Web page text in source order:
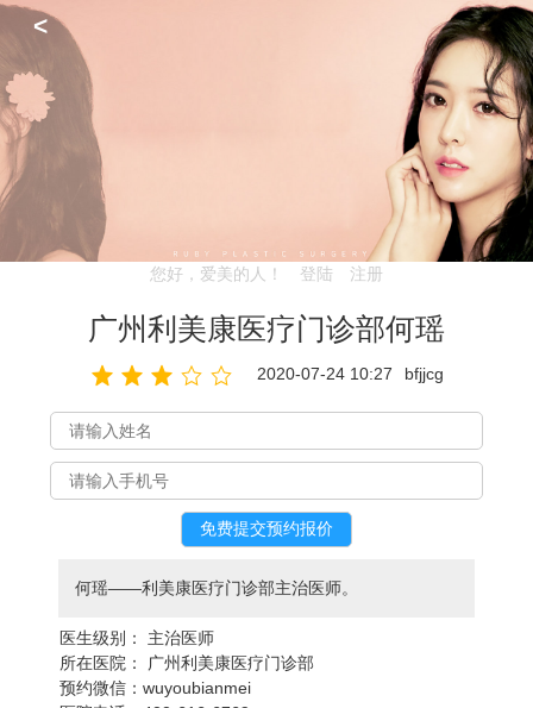
<
您好，爱美的人！ 登陆 注册
广州利美康医疗门诊部何瑶
2020-07-24 10:27 bfjjcg
何瑶——利美康医疗门诊部主治医师。
医生级别：
主治医师
所在医院：
广州利美康医疗门诊部
预约微信：wuyoubianmei